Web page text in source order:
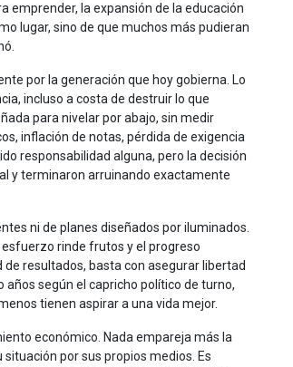
emprender, la expansión de la educación
lugar, sino de que muchos más pudieran
por la generación que hoy gobierna. Lo
incluso a costa de destruir lo que
para nivelar por abajo, sin medir
inflación de notas, pérdida de exigencia
responsabilidad alguna, pero la decisión
y terminaron arruinando exactamente
ni de planes diseñados por iluminados.
rinde frutos y el progreso
resultados, basta con asegurar libertad
según el capricho político de turno,
tienen aspirar a una vida mejor.
económico. Nada empareja más la
por sus propios medios. Es